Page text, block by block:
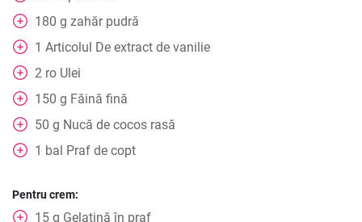
180 g zahăr pudră
1 Articolul De extract de vanilie
2 ro Ulei
150 g Făină fină
50 g Nucă de cocos rasă
1 bal Praf de copt
Pentru crem:
15 g Gelatină în praf